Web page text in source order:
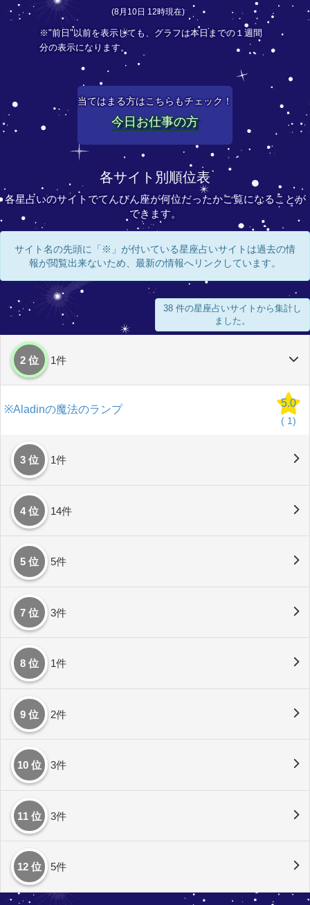
(8月10日 12時現在)
※"前日"以前を表示しても、グラフは本日までの１週間
分の表示になります。
当てはまる方はこちらもチェック！
今日お仕事の方
各サイト別順位表
各星占いのサイトでてんびん座が何位だったかご覧になることが
できます。
サイト名の先頭に「※」が付いている星座占いサイトは過去の情
報が閲覧出来ないため、最新の情報へリンクしています。
38 件の星座占いサイトから集計し
ました。
2 位 1件
※Aladinの魔法のランプ
5.0
( 1)
3 位 1件
4 位 14件
5 位 5件
7 位 3件
8 位 1件
9 位 2件
10 位 3件
11 位 3件
12 位 5件